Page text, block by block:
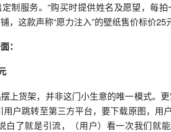
制服务。“购买时提供姓名及愿望，每
，这款声称“愿力注入”的壁纸售价标价25
：
上货架，并非这门小生意的唯一模式。
用户跳转至第三方平台，要下载原图，用
白了就是引流，（用户）看一次我们就